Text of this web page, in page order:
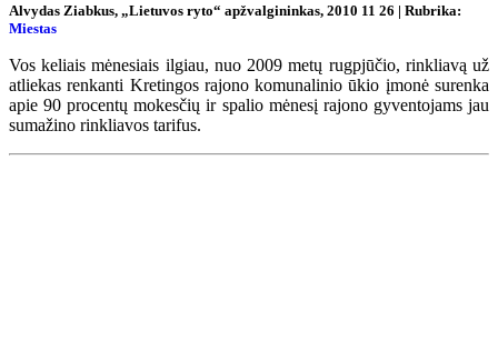
Alvydas Ziabkus, „Lietuvos ryto“ apžvalgininkas, 2010 11 26 | Rubrika:
Miestas
Vos keliais mėnesiais ilgiau, nuo 2009 metų rugpjūčio, rinkliavą už
atliekas renkanti Kretingos rajono komunalinio ūkio įmonė surenka
apie 90 procentų mokesčių ir spalio mėnesį rajono gyventojams jau
sumažino rinkliavos tarifus.